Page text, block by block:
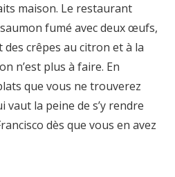
maison. Le restaurant
fumé avec deux œufs,
crêpes au citron et à la
n’est plus à faire. En
que vous ne trouverez
vaut la peine de s’y rendre
dès que vous en avez